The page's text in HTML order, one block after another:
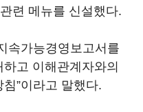
련 메뉴를 신설했다.
속가능경영보고서를
고 이해관계자와의
”이라고 말했다.